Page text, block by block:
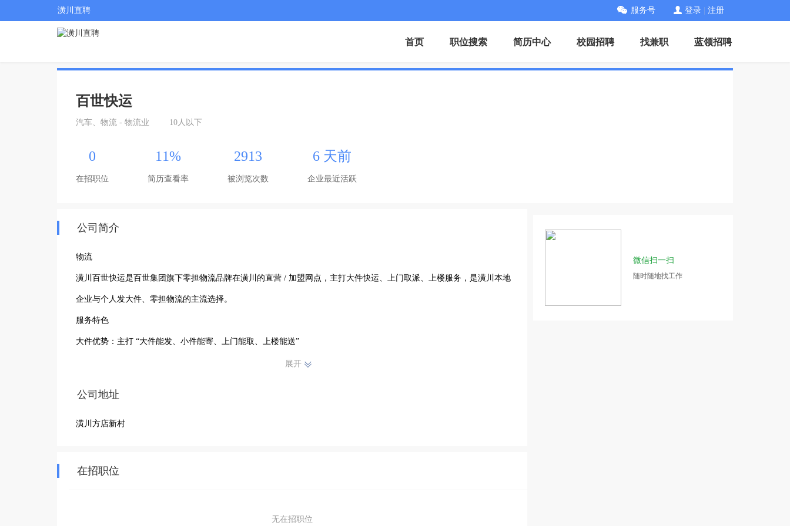
潢川直聘 服务号 登录 注册
首页 职位搜索 简历中心 校园招聘 找兼职 蓝领招聘
百世快运
汽车、物流 - 物流业 10人以下
0
在招职位
11%
简历查看率
2913
被浏览次数
6 天前
企业最近活跃
公司简介
物流
潢川百世快运是百世集团旗下零担物流品牌在潢川的直营 / 加盟网点，主打大件快运、上门取派、上楼服务，是潢川本地
企业与个人发大件、零担物流的主流选择。
服务特色
大件优势：主打 “大件能发、小件能寄、上门能取、上楼能送”
展开
公司地址
潢川方店新村
在招职位
无在招职位
微信扫一扫
随时随地找工作